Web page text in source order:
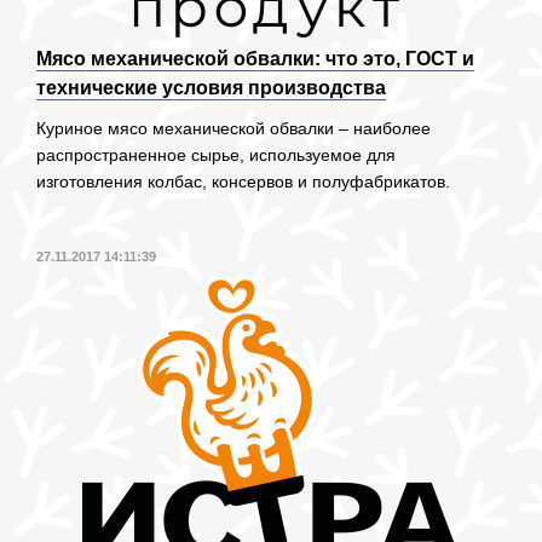
Мясо механической обвалки: что это, ГОСТ и
технические условия производства
Куриное мясо механической обвалки – наиболее
распространенное сырье, используемое для
изготовления колбас, консервов и полуфабрикатов.
27.11.2017 14:11:39